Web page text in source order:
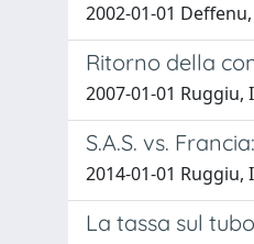
2002-01-01
Ritorno della
2007-01-01 Ruggiu,
S.A.S. vs.
2014-01-01 Ruggiu,
La tassa sul